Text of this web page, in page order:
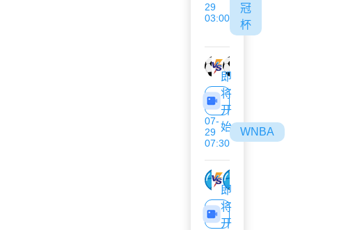
29
03:00
冠
杯
沙姆洛克
即
将
开
始
07-
29
07:30
WNBA
神秘人
即
将
开